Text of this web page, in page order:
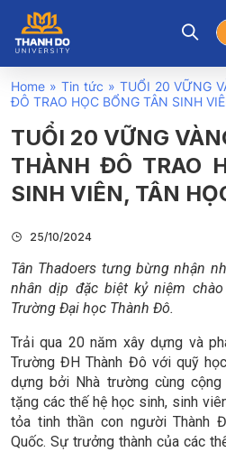
Home » Tin tức » TUỔI 20 VỮNG
ĐÔ TRAO HỌC BỔNG TÂN SINH
TUỔI 20 VỮNG
THÀNH ĐÔ TRAO
SINH VIÊN, TÂN
25/10/2024
Tân Thadoers tưng bừng nhận
nhân dịp đặc biệt kỷ niệm
Trường Đại học Thành Đô.
Trải qua 20 năm xây dựng và
Trường ĐH Thành Đô với quỹ
dựng bởi Nhà trường cùng
tặng các thế hệ học sinh, sinh
tỏa tinh thần con người Thành
Quốc. Sự trưởng thành của các